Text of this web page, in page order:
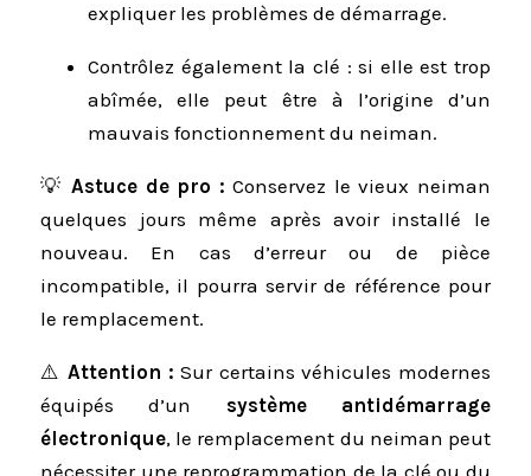
expliquer les problèmes de démarrage.
Contrôlez également la clé : si elle est trop
abîmée, elle peut être à l’origine d’un
mauvais fonctionnement du neiman.
💡Astuce de pro : Conservez le vieux neiman
quelques jours même après avoir installé le
nouveau. En cas d’erreur ou de pièce
incompatible, il pourra servir de référence pour
le remplacement.
⚠️Attention : Sur certains véhicules modernes
équipés d’un système antidémarrage
électronique, le remplacement du neiman peut